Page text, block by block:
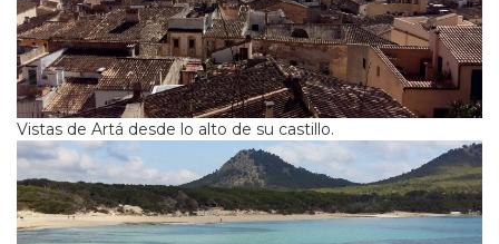
Vistas de Artá desde lo alto de su castillo.